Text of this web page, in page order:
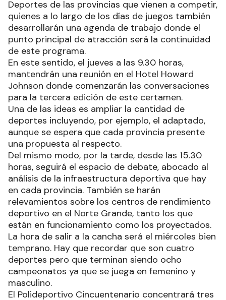
Deportes de las provincias que vienen a competir,
quienes a lo largo de los días de juegos también
desarrollarán una agenda de trabajo donde el
punto principal de atracción será la continuidad
de este programa.
En este sentido, el jueves a las 9.30 horas,
mantendrán una reunión en el Hotel Howard
Johnson donde comenzarán las conversaciones
para la tercera edición de este certamen.
Una de las ideas es ampliar la cantidad de
deportes incluyendo, por ejemplo, el adaptado,
aunque se espera que cada provincia presente
una propuesta al respecto.
Del mismo modo, por la tarde, desde las 15.30
horas, seguirá el espacio de debate, abocado al
análisis de la infraestructura deportiva que hay
en cada provincia. También se harán
relevamientos sobre los centros de rendimiento
deportivo en el Norte Grande, tanto los que
están en funcionamiento como los proyectados.
La hora de salir a la cancha será el miércoles bien
temprano. Hay que recordar que son cuatro
deportes pero que terminan siendo ocho
campeonatos ya que se juega en femenino y
masculino.
El Polideportivo Cincuentenario concentrará tres